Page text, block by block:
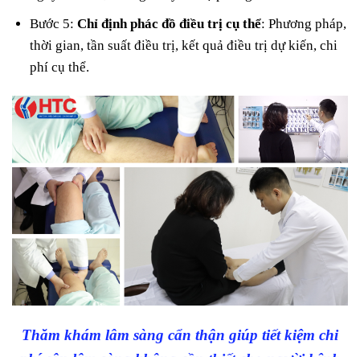
Bước 5:Chỉ định phác đồ điều trị cụ thể: Phương pháp,
thời gian, tần suất điều trị, kết quả điều trị dự kiến, chi
phí cụ thể.
Thăm khám lâm sàng cẩn thận giúp tiết kiệm chi